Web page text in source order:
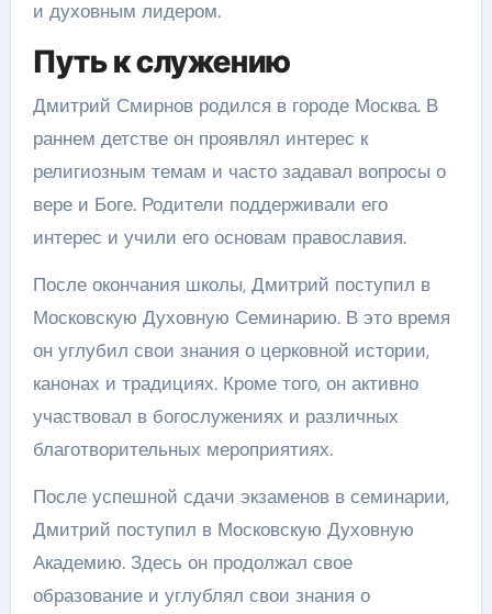
и духовным лидером.
Путь к служению
Дмитрий Смирнов родился в городе Москва. В
раннем детстве он проявлял интерес к
религиозным темам и часто задавал вопросы о
вере и Боге. Родители поддерживали его
интерес и учили его основам православия.
После окончания школы, Дмитрий поступил в
Московскую Духовную Семинарию. В это время
он углубил свои знания о церковной истории,
канонах и традициях. Кроме того, он активно
участвовал в богослужениях и различных
благотворительных мероприятиях.
После успешной сдачи экзаменов в семинарии,
Дмитрий поступил в Московскую Духовную
Академию. Здесь он продолжал свое
образование и углублял свои знания о